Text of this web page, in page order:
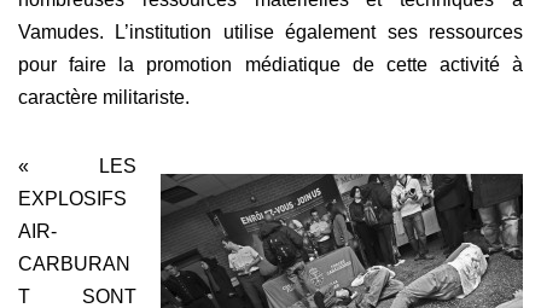
Vamudes. L’institution utilise également ses ressources
pour faire la promotion médiatique de cette activité à
caractère militariste.
« LES
EXPLOSIFS
AIR-
CARBURAN
T SONT